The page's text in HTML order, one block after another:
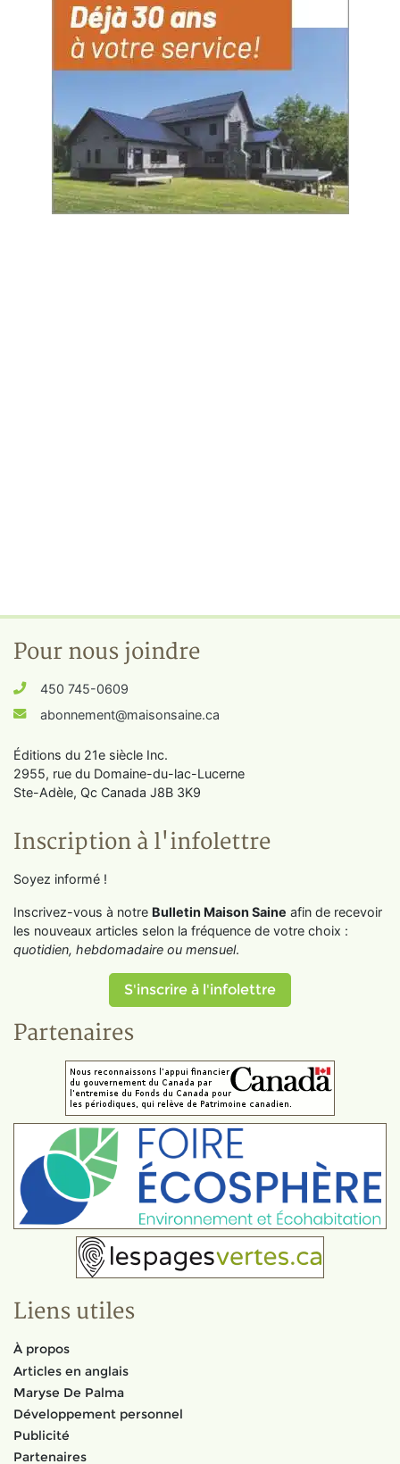
Pour nous joindre
450 745-0609
abonnement@maisonsaine.ca
Éditions du 21e siècle Inc.
2955, rue du Domaine-du-lac-Lucerne
Ste-Adèle, Qc Canada J8B 3K9
Inscription à l'infolettre
Soyez informé !
Inscrivez-vous à notre Bulletin Maison Saine afin de recevoir
les nouveaux articles selon la fréquence de votre choix :
quotidien, hebdomadaire ou mensuel.
S'inscrire à l'infolettre
Partenaires
Liens utiles
À propos
Articles en anglais
Maryse De Palma
Développement personnel
Publicité
Partenaires